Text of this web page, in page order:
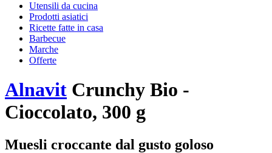
Utensili da cucina
Prodotti asiatici
Ricette fatte in casa
Barbecue
Marche
Offerte
Alnavit Crunchy Bio -
Cioccolato, 300 g
Muesli croccante dal gusto goloso